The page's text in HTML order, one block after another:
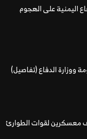
اليمنية على الهجوم
الدفاع (تفاصيل)
معسكرين لقوات الطوارئ